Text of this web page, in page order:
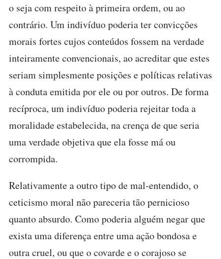
o seja com respeito à primeira ordem, ou ao
contrário. Um indivíduo poderia ter convicções
morais fortes cujos conteúdos fossem na verdade
inteiramente convencionais, ao acreditar que estes
seriam simplesmente posições e políticas relativas
à conduta emitida por ele ou por outros. De forma
recíproca, um indivíduo poderia rejeitar toda a
moralidade estabelecida, na crença de que seria
uma verdade objetiva que ela fosse má ou
corrompida.
Relativamente a outro tipo de mal-entendido, o
ceticismo moral não pareceria tão pernicioso
quanto absurdo. Como poderia alguém negar que
exista uma diferença entre uma ação bondosa e
outra cruel, ou que o covarde e o corajoso se